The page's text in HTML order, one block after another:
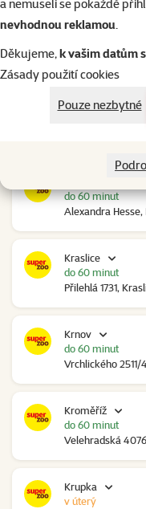
a nemuseli se pokaždé
nevhodnou reklamou.
Děkujeme,k vašim datům
Zásady použití cookies
Pouze nezbytné
Kolín Ovčáry
Ovčáry 304,
Kozomín
Alexandra
do 60 minut
Kraslice
Přilehlá 1731,
do 60 minut
Krnov
Vrchlického 2511/
do 60 minut
Kroměříž
Velehradská
do 60 minut
Krupka
v úterý